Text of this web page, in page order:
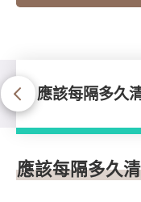
應該每隔多久
應該每隔多
應該每隔多久